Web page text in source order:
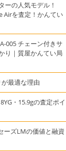
ーの人気モデル！
Airを査定！かんてい
005 チェーン付きサ
り｜質屋かんてい局
最適な理由
・15.9gの査定ポイ
ーズLMの価値と融資